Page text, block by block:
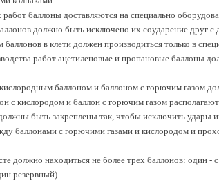
баллоны доставляются на специально
должно быть исключено их соударение друг с
в клети должен производиться только в
работ ацетиленовые и пропановые баллоны
баллоном и баллоном с горючим газом
с кислородом и баллон с горючим газом
быть закреплены так, чтобы исключить удары
баллонами с горючими газами и кислородом и
должно находиться не более трех баллонов: один -
резервный).